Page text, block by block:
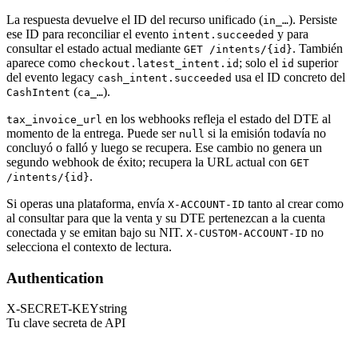
La respuesta devuelve el ID del recurso unificado (in_…). Persiste
ese ID para reconciliar el evento intent.succeeded y para
consultar el estado actual mediante GET /intents/{id}. También
aparece como checkout.latest_intent.id ; solo el id superior
del evento legacy cash_intent.succeeded usa el ID concreto del
CashIntent (ca_…).
tax_invoice_url en los webhooks refleja el estado del DTE al
momento de la entrega. Puede ser null si la emisión todavía no
concluyó o falló y luego se recupera. Ese cambio no genera un
segundo webhook de éxito; recupera la URL actual con GET
/intents/{id}.
Si operas una plataforma, envía X-ACCOUNT-ID tanto al crear como
al consultar para que la venta y su DTE pertenezcan a la cuenta
conectada y se emitan bajo su NIT. X-CUSTOM-ACCOUNT-ID no
selecciona el contexto de lectura.
Authentication
X-SECRET-KEYstring
Tu clave secreta de API